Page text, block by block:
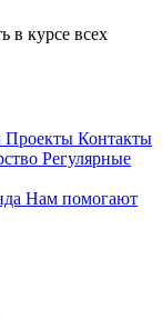
в курсе всех
Проекты Контакты
Регулярные
Нам помогают